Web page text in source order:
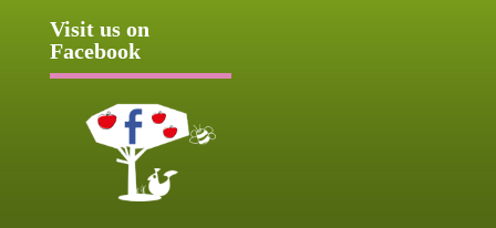
Visit us on
Facebook